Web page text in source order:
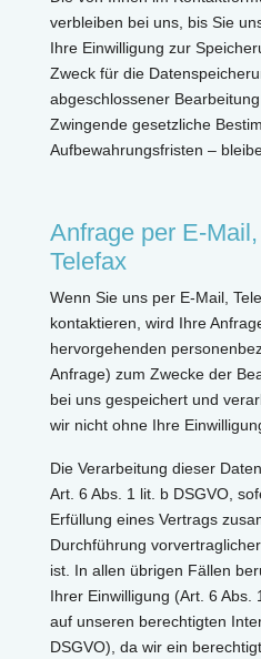
verbleiben bei uns, bis Sie
Ihre Einwilligung zur
Zweck für die
abgeschlossener
Zwingende gesetzliche
Aufbewahrungsfristen –
Anfrage per E-
Telefax
Wenn Sie uns per E-Mail,
kontaktieren, wird Ihre
hervorgehenden
Anfrage) zum Zwecke der
bei uns gespeichert und
wir nicht ohne Ihre
Die Verarbeitung dieser
Art. 6 Abs. 1 lit. b DSGVO,
Erfüllung eines Vertrags
Durchführung
ist. In allen übrigen Fällen
Ihrer Einwilligung (Art. 6 Abs.
auf unseren berechtigten
DSGVO), da wir ein